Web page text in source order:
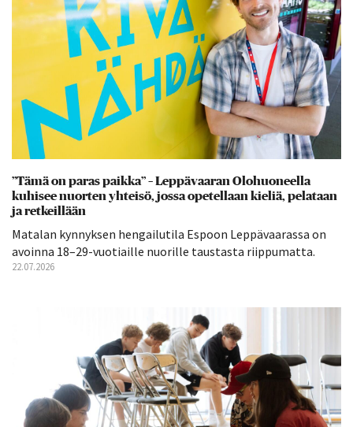
”Tämä on paras paikka” – Leppävaaran Olohuoneella
kuhisee nuorten yhteisö, jossa opetellaan kieliä, pelataan
ja retkeillään
Matalan kynnyksen hengailutila Espoon Leppävaarassa on
avoinna 18–29-vuotiaille nuorille taustasta riippumatta.
22.07.2026